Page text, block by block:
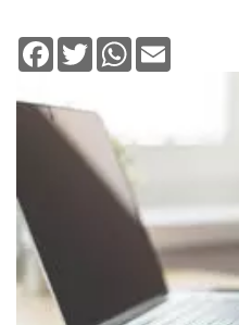
Facebook
TwitterWhatsApp